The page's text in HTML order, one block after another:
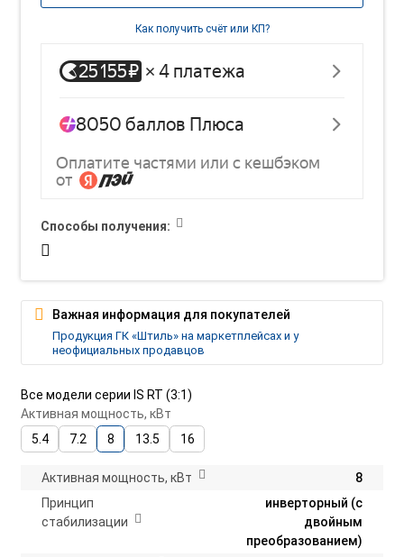
Все модели серии IS RT (3:1)
Активная мощность, кВт
5.4
7.2 8 13.5 16
Активная мощность, кВт
8
Принцип
стабилизации
инверторный (с
двойным
преобразованием)
Как получить счёт или КП?
Способы получения:
Важная информация для покупателей
Продукция ГК «Штиль» на маркетплейсах и у
неофициальных продавцов